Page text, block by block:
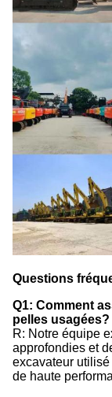
Questions
Q1: Comment
pelles usagées?
R: Notre équipe
approfondies et
excavateur
de haute